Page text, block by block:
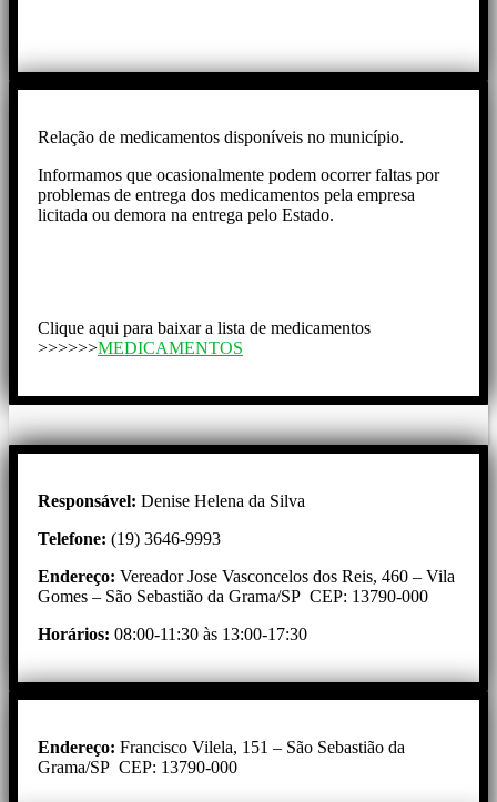
Relação de medicamentos disponíveis no município.
Informamos que ocasionalmente podem ocorrer faltas por
problemas de entrega dos medicamentos pela empresa
licitada ou demora na entrega pelo Estado.
Clique aqui para baixar a lista de medicamentos
>>>>>>MEDICAMENTOS
Responsável: Denise Helena da Silva
Telefone: (19) 3646-9993
Endereço: Vereador Jose Vasconcelos dos Reis, 460 – Vila
Gomes – São Sebastião da Grama/SP CEP: 13790-000
Horários: 08:00-11:30 às 13:00-17:30
Endereço: Francisco Vilela, 151 – São Sebastião da
Grama/SP CEP: 13790-000